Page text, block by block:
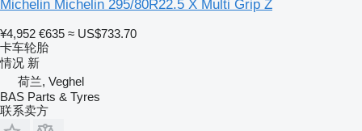
Michelin Michelin 295/80R22.5 X Multi Grip Z
¥4,952 €635 ≈ US$733.70
卡车轮胎
情况 新
荷兰, Veghel
BAS Parts & Tyres
联系卖方